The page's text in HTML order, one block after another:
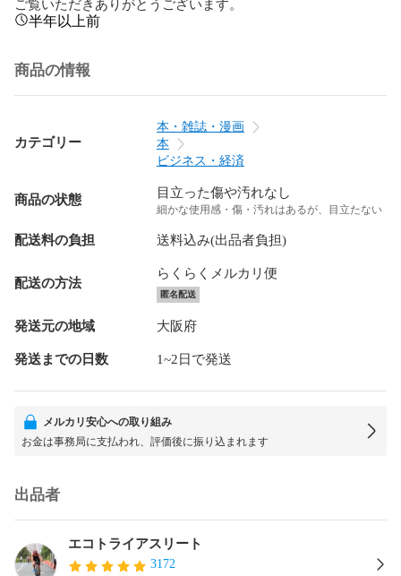
半年以上前
商品の情報
カテゴリー
本・雑誌・漫画
本
ビジネス・経済
商品の状態 目立った傷や汚れなし
細かな使用感・傷・汚れはあるが、目立たない
配送料の負担 送料込み(出品者負担)
配送の方法
らくらくメルカリ便
匿名配送
発送元の地域 大阪府
発送までの日数 1~2日で発送
メルカリ安心への取り組み
お金は事務局に支払われ、評価後に振り込まれます
出品者
エコトライアスリート
3172